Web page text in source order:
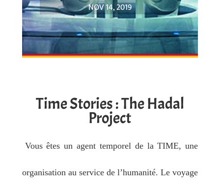
NOV 14, 2019
Time Stories : The Hadal
Project
Vous êtes un agent temporel de la TIME, une
organisation au service de l’humanité. Le voyage